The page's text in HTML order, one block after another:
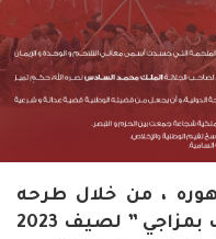
، من خلال طرحه
أغنيته الثالثة من ألبوم “بغيب بمزاجي ” لصيف 2023